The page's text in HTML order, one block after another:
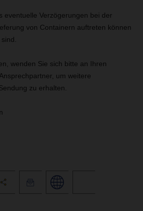
eventuelle Verzögerungen bei der
von Containern auftreten können
wenden Sie sich bitte an Ihren
um weitere
zu erhalten.